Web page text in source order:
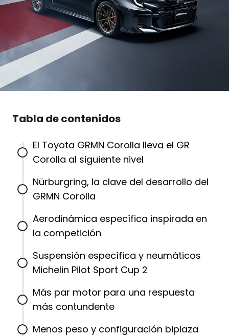
Tabla de contenidos
El Toyota GRMN Corolla lleva el GR
Corolla al siguiente nivel
Nürburgring, la clave del desarrollo del
GRMN Corolla
Aerodinámica específica inspirada en
la competición
Suspensión específica y neumáticos
Michelin Pilot Sport Cup 2
Más par motor para una respuesta
más contundente
Menos peso y configuración biplaza